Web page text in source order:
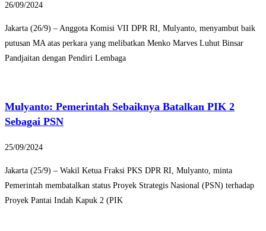
26/09/2024
Jakarta (26/9) – Anggota Komisi VII DPR RI, Mulyanto, menyambut baik
putusan MA atas perkara yang melibatkan Menko Marves Luhut Binsar
Pandjaitan dengan Pendiri Lembaga
Mulyanto: Pemerintah Sebaiknya Batalkan PIK 2
Sebagai PSN
25/09/2024
Jakarta (25/9) – Wakil Ketua Fraksi PKS DPR RI, Mulyanto, minta
Pemerintah membatalkan status Proyek Strategis Nasional (PSN) terhadap
Proyek Pantai Indah Kapuk 2 (PIK